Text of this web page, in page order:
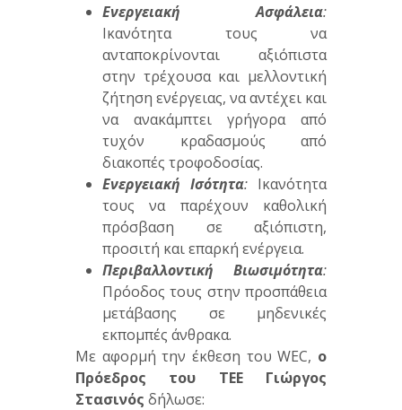
Ενεργειακή Ασφάλεια:
Ικανότητα τους να
ανταποκρίνονται αξιόπιστα
στην τρέχουσα και μελλοντική
ζήτηση ενέργειας, να αντέχει και
να ανακάμπτει γρήγορα από
τυχόν κραδασμούς από
διακοπές τροφοδοσίας.
Ενεργειακή Ισότητα: Ικανότητα
τους να παρέχουν καθολική
πρόσβαση σε αξιόπιστη,
προσιτή και επαρκή ενέργεια.
Περιβαλλοντική Βιωσιμότητα:
Πρόοδος τους στην προσπάθεια
μετάβασης σε μηδενικές
εκπομπές άνθρακα.
Με αφορμή την έκθεση του WEC, ο
Πρόεδρος του ΤΕΕ Γιώργος
Στασινός δήλωσε: